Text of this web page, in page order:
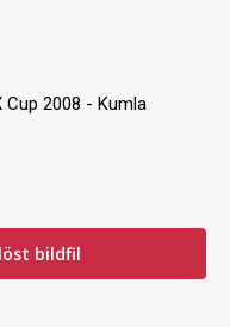
Cup 2008 - Kumla
bildfil